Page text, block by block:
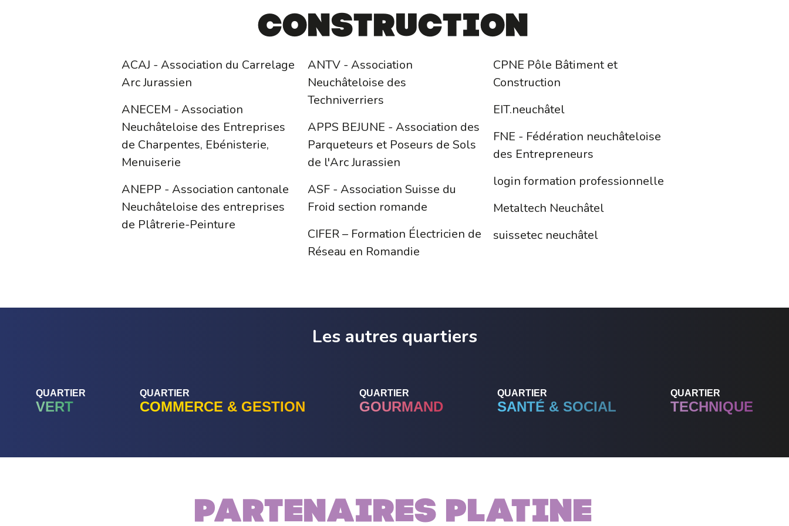
construction
ACAJ - Association du Carrelage
Arc Jurassien
ANECEM - Association
Neuchâteloise des Entreprises
de Charpentes, Ebénisterie,
Menuiserie
ANEPP - Association cantonale
Neuchâteloise des entreprises
de Plâtrerie-Peinture
ANTV - Association
Neuchâteloise des
Techniverriers
APPS BEJUNE - Association des
Parqueteurs et Poseurs de Sols
de l'Arc Jurassien
ASF - Association Suisse du
Froid section romande
CIFER – Formation Électricien de
Réseau en Romandie
CPNE Pôle Bâtiment et
Construction
EIT.neuchâtel
FNE - Fédération neuchâteloise
des Entrepreneurs
login formation professionnelle
Metaltech Neuchâtel
suissetec neuchâtel
Les autres quartiers
QUARTIER
VERT
QUARTIER
COMMERCE & GESTION
QUARTIER
GOURMAND
QUARTIER
SANTÉ & SOCIAL
QUARTIER
TECHNIQUE
Partenaires PLATINE